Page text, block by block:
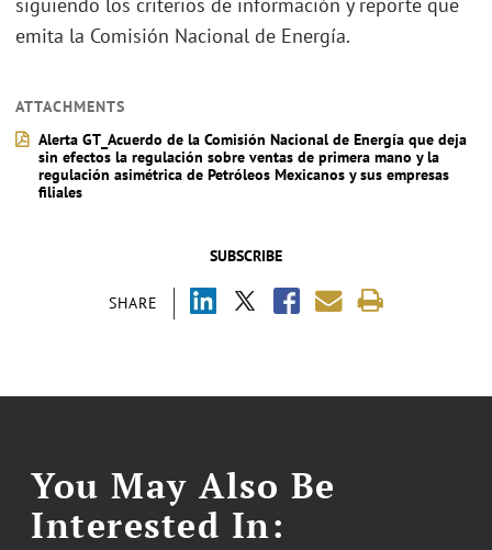
SUBSCRIBE
SHARE
siguiendo los criterios de información y reporte que
emita la Comisión Nacional de Energía.
ATTACHMENTS
Alerta GT_Acuerdo de la Comisión Nacional de Energía que deja
sin efectos la regulación sobre ventas de primera mano y la
regulación asimétrica de Petróleos Mexicanos y sus empresas
filiales
You May Also Be
Interested In: